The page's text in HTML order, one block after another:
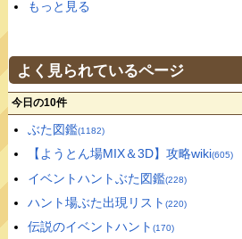
もっと見る
よく見られているページ
今日の10件
ぶた図鑑(1182)
【ようとん場MIX＆3D】攻略wiki(605)
イベントハントぶた図鑑(228)
ハント場ぶた出現リスト (220)
伝説のイベントハント (170)